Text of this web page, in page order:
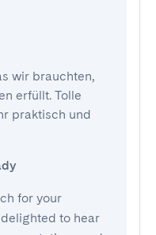
wir brauchten,
erfüllt. Tolle
praktisch und
for your
to hear